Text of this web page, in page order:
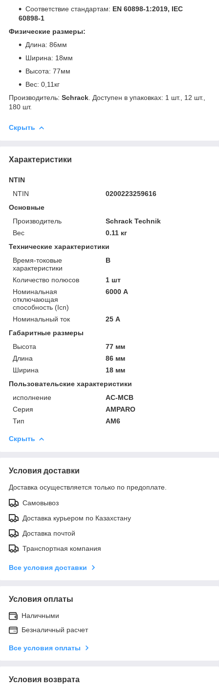
Соответствие стандартам: EN 60898-1:2019, IEC
60898-1
Физические размеры:
Длина: 86мм
Ширина: 18мм
Высота: 77мм
Вес: 0,11кг
Производитель: Schrack . Доступен в упаковках: 1 шт., 12 шт.,
180 шт.
Скрыть
Характеристики
NTIN
NTIN
0200223259616
Основные
Производитель
Schrack Technik
Вес
0.11 кг
Технические характеристики
Время-токовые
характеристики
B
Количество полюсов
1 шт
Номинальная
отключающая
способность (Icn)
6000 А
Номинальный ток
25 А
Габаритные размеры
Высота
77 мм
Длина
86 мм
Ширина
18 мм
Пользовательские характеристики
исполнение
AC-MCB
Серия
AMPARO
Тип
AM6
Скрыть
Условия доставки
Доставка осуществляется только по предоплате.
Самовывоз
Доставка курьером по Казахстану
Доставка почтой
Транспортная компания
Все условия доставки
Условия оплаты
Наличными
Безналичный расчет
Все условия оплаты
Условия возврата